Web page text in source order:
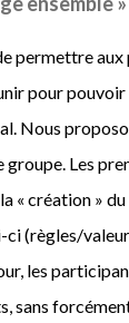
permettre aux
pour pouvoir
Nous
Les
« création » du
(règles/
les
sans